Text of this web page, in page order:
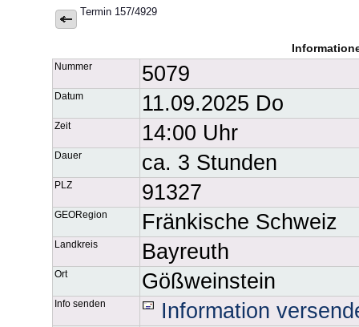
Termin 157/4929
Nummer 5079
Datum 11.09.2025 Do
Zeit 14:00 Uhr
Dauer ca. 3 Stunden
PLZ 91327
GEORegion Fränkische Schweiz
Landkreis Bayreuth
Ort Gößweinstein
Info senden Information